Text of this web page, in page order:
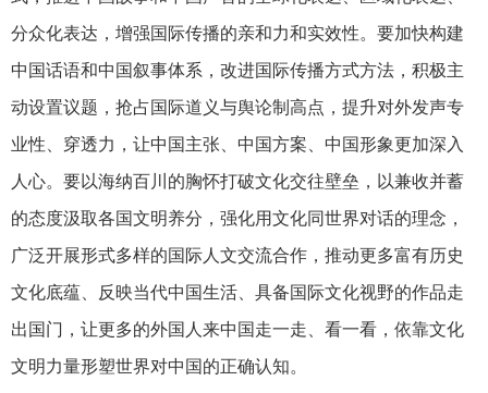
分众化表达，增强国际传播的亲和力和实效性。要加快构建
中国话语和中国叙事体系，改进国际传播方式方法，积极主
动设置议题，抢占国际道义与舆论制高点，提升对外发声专
业性、穿透力，让中国主张、中国方案、中国形象更加深入
人心。要以海纳百川的胸怀打破文化交往壁垒，以兼收并蓄
的态度汲取各国文明养分，强化用文化同世界对话的理念，
广泛开展形式多样的国际人文交流合作，推动更多富有历史
文化底蕴、反映当代中国生活、具备国际文化视野的作品走
出国门，让更多的外国人来中国走一走、看一看，依靠文化
文明力量形塑世界对中国的正确认知。